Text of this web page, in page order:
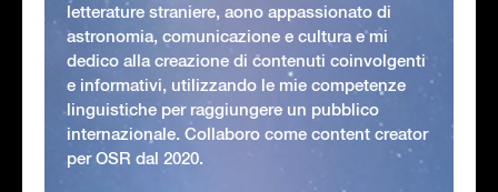
letterature straniere, aono appassionato di
astronomia, comunicazione e cultura e mi
dedico alla creazione di contenuti coinvolgenti
e informativi, utilizzando le mie competenze
linguistiche per raggiungere un pubblico
internazionale. Collaboro come content creator
per OSR dal 2020.